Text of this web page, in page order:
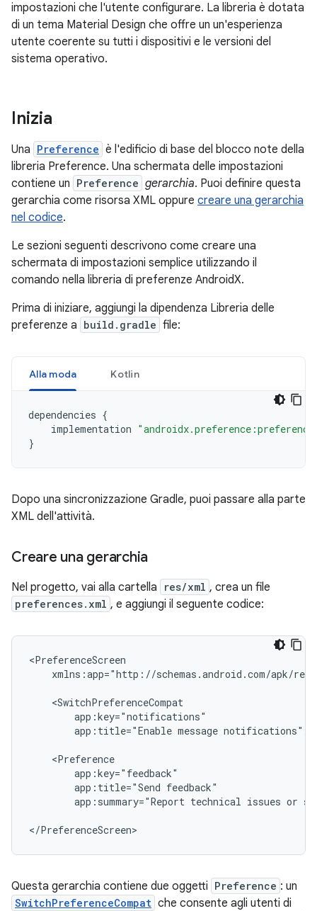
impostazioni che l'utente configurare. La libreria è dotata
di un tema Material Design che offre un un'esperienza
utente coerente su tutti i dispositivi e le versioni del
sistema operativo.
Inizia
Una Preference è l'edificio di base del blocco note della
libreria Preference. Una schermata delle impostazioni
contiene un Preference gerarchia. Puoi definire questa
gerarchia come risorsa XML oppure creare una gerarchia
nel codice.
Le sezioni seguenti descrivono come creare una
schermata di impostazioni semplice utilizzando il
comando nella libreria di preferenze AndroidX.
Prima di iniziare, aggiungi la dipendenza Libreria delle
preferenze a build.gradle file:
Alla moda Kotlin
dependencies {
implementation
}
Dopo una sincronizzazione Gradle, puoi passare alla parte
XML dell'attività.
Creare una gerarchia
Nel progetto, vai alla cartella res/xml , crea un file
preferences.xml , e aggiungi il seguente codice:
xmlns:app="http://schemas.android.com/apk/
app:title="Enable message notifications"/>
app:title="Send
app:summary="Report technical issues or
</PreferenceScreen>
Questa gerarchia contiene due oggetti Preference : un
SwitchPreferenceCompat che consente agli utenti di